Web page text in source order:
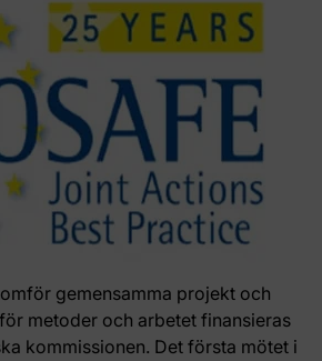
gemensamma projekt och
metoder och arbetet finansieras
kommissionen. Det första mötet i